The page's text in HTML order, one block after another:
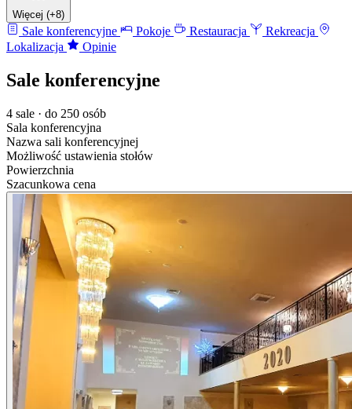
Więcej (+8)
Sale konferencyjne Pokoje Restauracja
Rekreacja
Lokalizacja
Opinie
Sale konferencyjne
4 sale · do 250 osób
Sala konferencyjna
Nazwa sali konferencyjnej
Możliwość ustawienia stołów
Powierzchnia
Szacunkowa cena